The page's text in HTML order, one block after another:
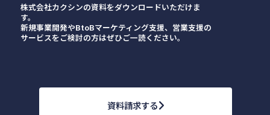
株式会社カクシンの資料をダウンロードいただけま
す。
新規事業開発やBtoBマーケティング支援、営業支援の
サービスをご検討の方はぜひご一読ください。
資料請求する